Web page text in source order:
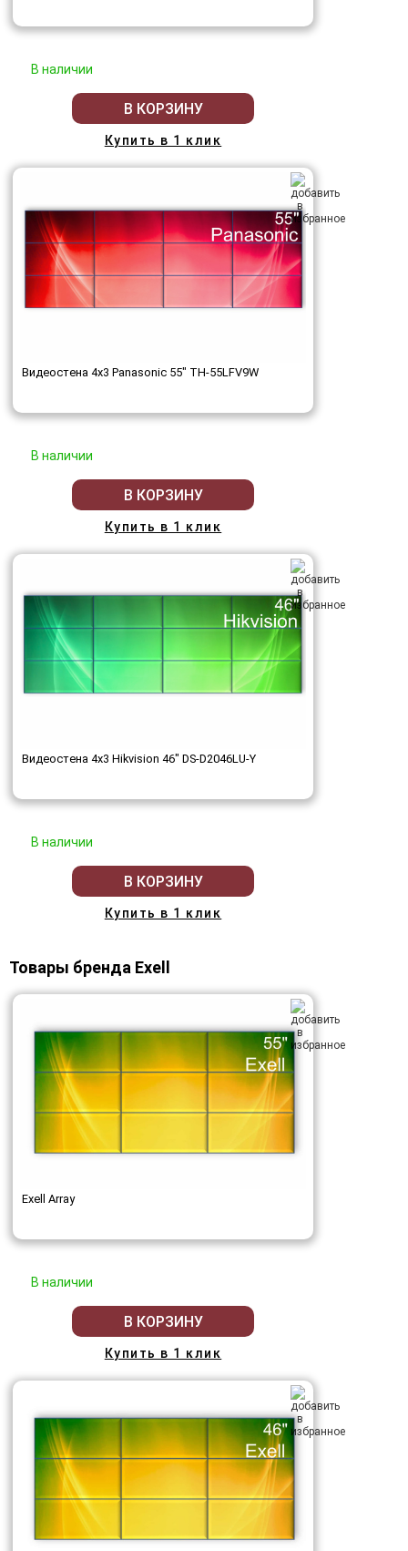
В наличии
В КОРЗИНУ
Купить в 1 клик
Видеостена 4x3 Panasonic 55" TH-55LFV9W
В наличии
В КОРЗИНУ
Купить в 1 клик
Видеостена 4x3 Hikvision 46" DS-D2046LU-Y
В наличии
В КОРЗИНУ
Купить в 1 клик
Товары бренда Exell
Exell Array
В наличии
В КОРЗИНУ
Купить в 1 клик